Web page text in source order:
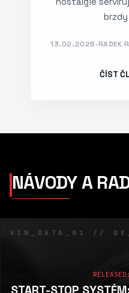
13.02.2026·RADEK
ČÍST
NÁVODY A
VIN_DATA_01 //